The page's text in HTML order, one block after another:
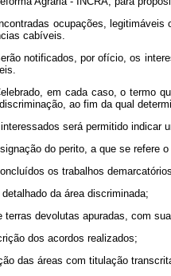
ocupações, legitimáveis
cabíveis.
notificados, por ofício, os
em cada caso, o termo
ao fim da qual
será permitido indicar
do perito, a que se refere
os trabalhos
detalhado da área discriminada;
terras devolutas apuradas, com
dos acordos realizados;
das áreas com titulação